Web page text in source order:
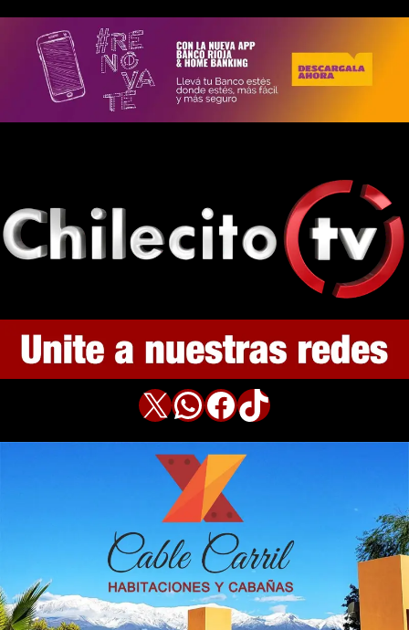
X WhatsApp Facebook TikTok